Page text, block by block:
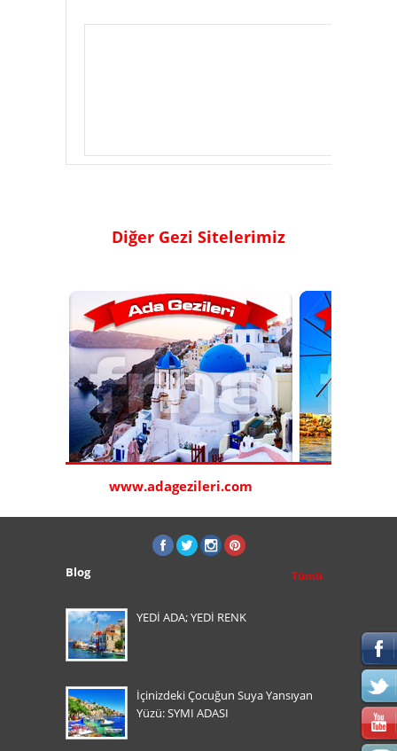
Diğer Gezi Sitelerimiz
www.adagezileri.com
Blog Tümü
YEDİ ADA; YEDİ RENK
İçinizdeki Çocuğun Suya Yansıyan
Yüzü: SYMI ADASI